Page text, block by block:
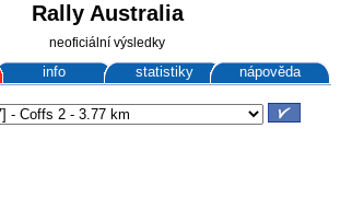
Rally Australia
neoficiální výsledky
info statistiky nápověda